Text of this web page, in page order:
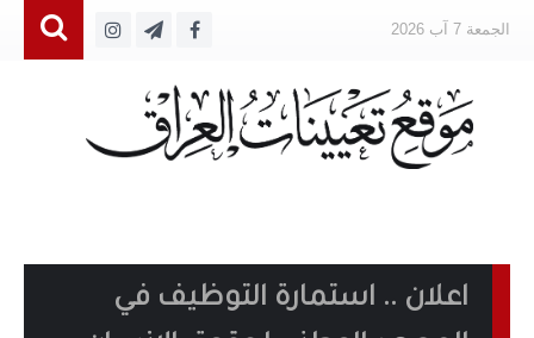
الجمعة 7 آب 2026
اعلان .. استمارة التوظيف في